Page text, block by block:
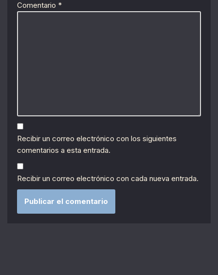
Comentario *
Recibir un correo electrónico con los siguientes
comentarios a esta entrada.
Recibir un correo electrónico con cada nueva entrada.